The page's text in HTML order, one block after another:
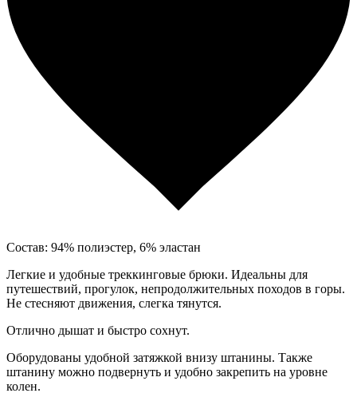
Состав: 94% полиэстер, 6% эластан
Легкие и удобные треккинговые брюки. Идеальны для
путешествий, прогулок, непродолжительных походов в горы.
Не стесняют движения, слегка тянутся.
Отлично дышат и быстро сохнут.
Оборудованы удобной затяжкой внизу штанины. Также
штанину можно подвернуть и удобно закрепить на уровне
колен.